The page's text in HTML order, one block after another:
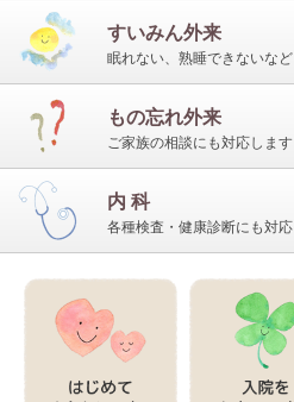
すいみん外来
眠れない、熟睡できないなど
もの忘れ外来
ご家族の相談にも対応します
内 科
各種検査・健康診断にも対応